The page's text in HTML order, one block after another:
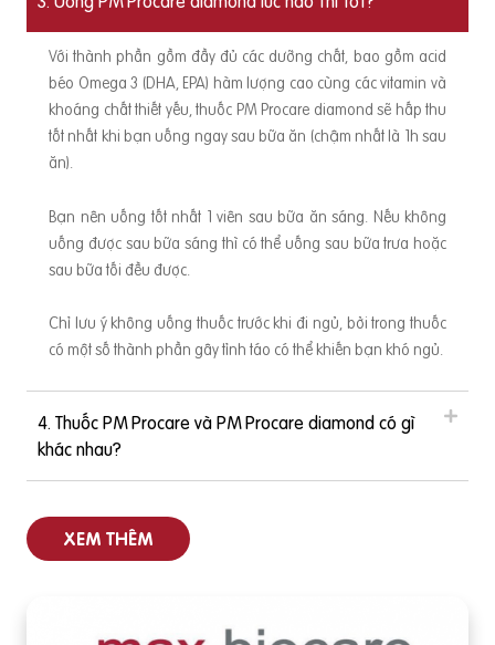
Với thành phần gồm đầy đủ các dưỡng chất, bao gồm acid
béo Omega 3 (DHA, EPA) hàm lượng cao cùng các vitamin và
khoáng chất thiết yếu, thuốc PM Procare diamond sẽ hấp thu
tốt nhất khi bạn uống ngay sau bữa ăn (chậm nhất là 1h sau
ăn).
Bạn nên uống tốt nhất 1 viên sau bữa ăn sáng. Nếu không
uống được sau bữa sáng thì có thể uống sau bữa trưa hoặc
sau bữa tối đều được.
Chỉ lưu ý không uống thuốc trước khi đi ngủ, bởi trong thuốc
có một số thành phần gây tỉnh táo có thể khiến bạn khó ngủ.
4. Thuốc PM Procare và PM Procare diamond có gì
khác nhau?
XEM THÊM